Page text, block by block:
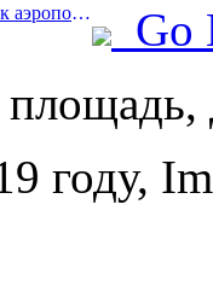
Prev:В этом году пассажиропоток аэропорта Шэньчжэня превысил 3 миллиона человек, установив новый рекорд за аналогичный период.
Go
площадь,
году,